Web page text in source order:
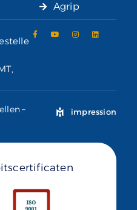
Agrip
–
impression